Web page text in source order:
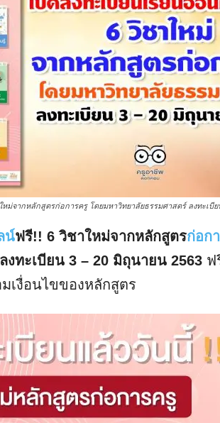
ม่จากหลักสูตรก่อการครู โดยมหาวิทยาลัยธรรมศาสตร์ ลงทะเบี
น์ฟรี!! 6 วิชาใหม่จากหลักสูตรก่อก
งทะเบียน 3 – 20 มิถุนายน 2563ฟ
เงื่อนไขของหลักสูตร